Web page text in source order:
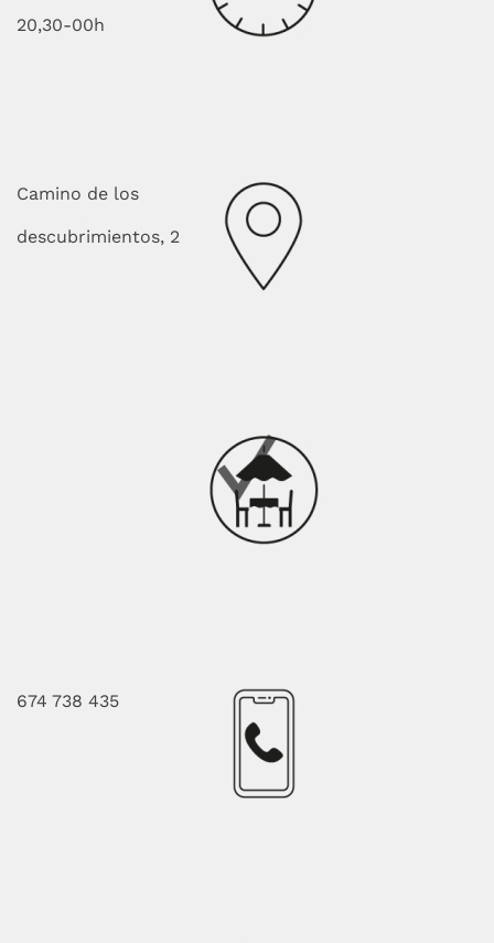
20,30-00h
Camino de los
descubrimientos, 2
674 738 435